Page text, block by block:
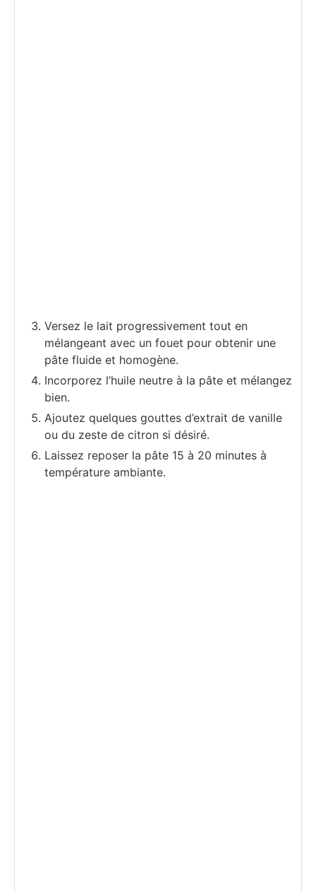
Versez le lait progressivement tout en
mélangeant avec un fouet pour obtenir une
pâte fluide et homogène.
Incorporez l’huile neutre à la pâte et mélangez
bien.
Ajoutez quelques gouttes d’extrait de vanille
ou du zeste de citron si désiré.
Laissez reposer la pâte 15 à 20 minutes à
température ambiante.